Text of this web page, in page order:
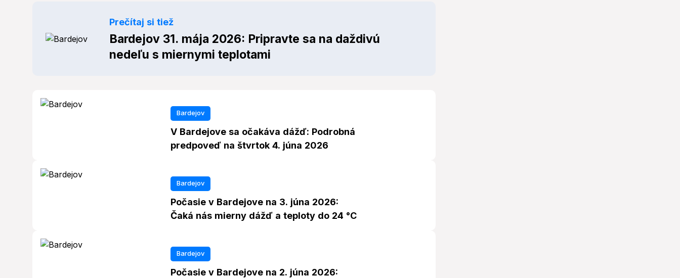
Prečítaj si tiež
Bardejov 31. mája 2026: Pripravte sa na daždivú
nedeľu s miernymi teplotami
Bardejov
V Bardejove sa očakáva dážď: Podrobná
predpoveď na štvrtok 4. júna 2026
Bardejov
Počasie v Bardejove na 3. júna 2026:
Čaká nás mierny dážď a teploty do 24 °C
Bardejov
Počasie v Bardejove na 2. júna 2026: